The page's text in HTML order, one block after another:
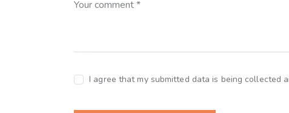
I agree that my submitted data is being collected